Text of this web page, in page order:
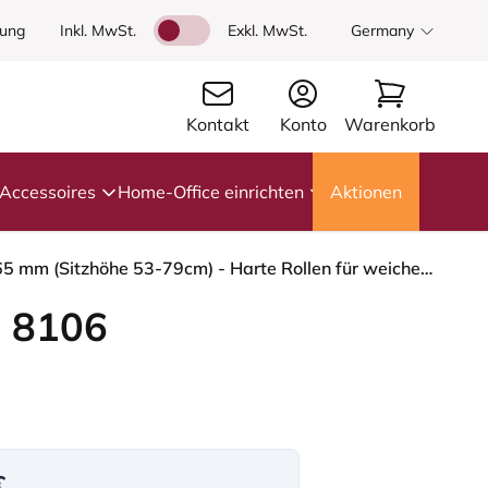
Inkl. MwSt. Exkl. MwSt. Germany
Kontakt Konto Warenkorb
Accessoires Home-Office einrichten Aktionen
HÅG Capisco 8106 - Select (Gabriel) - Wolle / Polyamid - SC61184 - Light brown - Moss Grey - 265 mm (Sitzhöhe 53-79cm) - Harte Rollen für weiche Böden
8106